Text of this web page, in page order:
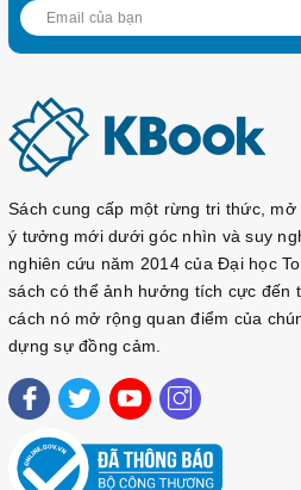
Sách cung cấp một rừng tri thức,
ý tưởng mới dưới góc nhìn và suy
nghiên cứu năm 2014 của Đại học
sách có thể ảnh hưởng tích cực đến
cách nó mở rộng quan điểm của
dựng sự đồng cảm.